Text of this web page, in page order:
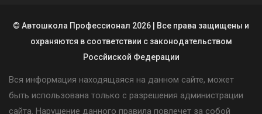
© Автошкола Профессионал 2026 | Все права защищены и
охраняются в соответствии с законодательством
Россйиской Федерации
Вся информация находящаяся на данном сайте, может
быть использована только с разрешения администрации
сайта. Нарушение данного правила повлечет за собой